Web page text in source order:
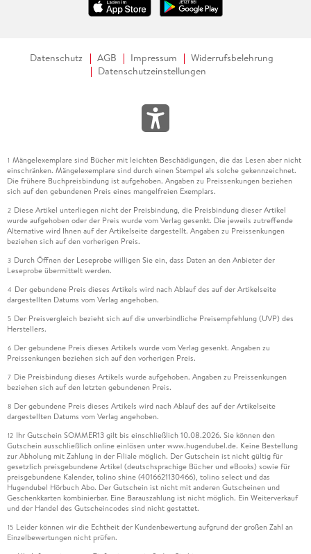
Datenschutz AGB Impressum
Widerrufsbelehrung
Datenschutzeinstellungen
1 Mängelexemplare sind Bücher mit leichten Beschädigungen, die das Lesen aber nicht
einschränken. Mängelexemplare sind durch einen Stempel als solche gekennzeichnet.
Die frühere Buchpreisbindung ist aufgehoben. Angaben zu Preissenkungen beziehen
sich auf den gebundenen Preis eines mangelfreien Exemplars.
2 Diese Artikel unterliegen nicht der Preisbindung, die Preisbindung dieser Artikel
wurde aufgehoben oder der Preis wurde vom Verlag gesenkt. Die jeweils zutreffende
Alternative wird Ihnen auf der Artikelseite dargestellt. Angaben zu Preissenkungen
beziehen sich auf den vorherigen Preis.
3 Durch Öffnen der Leseprobe willigen Sie ein, dass Daten an den Anbieter der
Leseprobe übermittelt werden.
4 Der gebundene Preis dieses Artikels wird nach Ablauf des auf der Artikelseite
dargestellten Datums vom Verlag angehoben.
5 Der Preisvergleich bezieht sich auf die unverbindliche Preisempfehlung (UVP) des
Herstellers.
6 Der gebundene Preis dieses Artikels wurde vom Verlag gesenkt. Angaben zu
Preissenkungen beziehen sich auf den vorherigen Preis.
7 Die Preisbindung dieses Artikels wurde aufgehoben. Angaben zu Preissenkungen
beziehen sich auf den letzten gebundenen Preis.
8 Der gebundene Preis dieses Artikels wird nach Ablauf des auf der Artikelseite
dargestellten Datums vom Verlag angehoben.
12 Ihr Gutschein SOMMER13 gilt bis einschließlich 10.08.2026. Sie können den
Gutschein ausschließlich online einlösen unter www.hugendubel.de. Keine Bestellung
zur Abholung mit Zahlung in der Filiale möglich. Der Gutschein ist nicht gültig für
gesetzlich preisgebundene Artikel (deutschsprachige Bücher und eBooks) sowie für
preisgebundene Kalender, tolino shine (4016621130466), tolino select und das
Hugendubel Hörbuch Abo. Der Gutschein ist nicht mit anderen Gutscheinen und
Geschenkkarten kombinierbar. Eine Barauszahlung ist nicht möglich. Ein Weiterverkauf
und der Handel des Gutscheincodes sind nicht gestattet.
15 Leider können wir die Echtheit der Kundenbewertung aufgrund der großen Zahl an
Einzelbewertungen nicht prüfen.